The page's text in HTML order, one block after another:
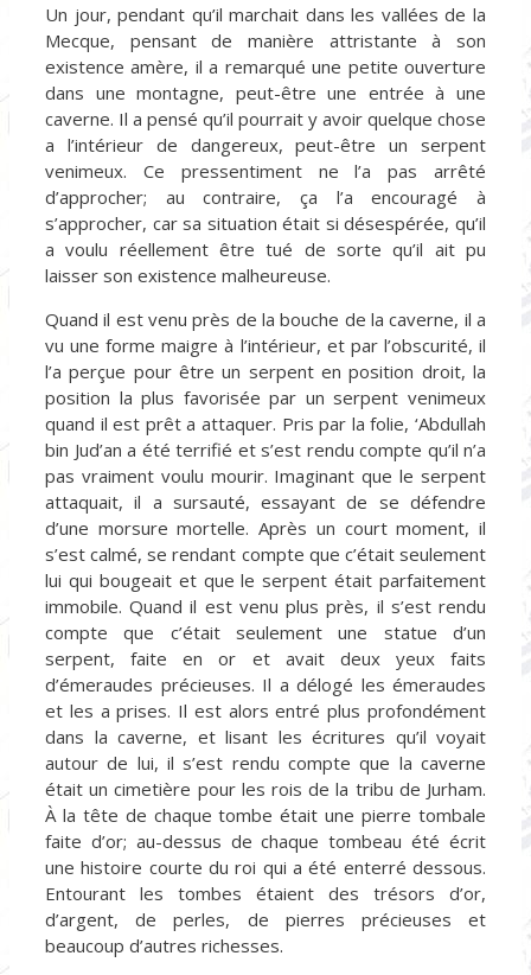
Un jour, pendant qu’il marchait dans les vallées de la
Mecque, pensant de manière attristante à son
existence amère, il a remarqué une petite ouverture
dans une montagne, peut-être une entrée à une
caverne. Il a pensé qu’il pourrait y avoir quelque chose
a l’intérieur de dangereux, peut-être un serpent
venimeux. Ce pressentiment ne l’a pas arrêté
d’approcher; au contraire, ça l’a encouragé à
s’approcher, car sa situation était si désespérée, qu’il
a voulu réellement être tué de sorte qu’il ait pu
laisser son existence malheureuse.
Quand il est venu près de la bouche de la caverne, il a
vu une forme maigre à l’intérieur, et par l’obscurité, il
l’a perçue pour être un serpent en position droit, la
position la plus favorisée par un serpent venimeux
quand il est prêt a attaquer. Pris par la folie, ‘Abdullah
bin Jud’an a été terrifié et s’est rendu compte qu’il n’a
pas vraiment voulu mourir. Imaginant que le serpent
attaquait, il a sursauté, essayant de se défendre
d’une morsure mortelle. Après un court moment, il
s’est calmé, se rendant compte que c’était seulement
lui qui bougeait et que le serpent était parfaitement
immobile. Quand il est venu plus près, il s’est rendu
compte que c’était seulement une statue d’un
serpent, faite en or et avait deux yeux faits
d’émeraudes précieuses. Il a délogé les émeraudes
et les a prises. Il est alors entré plus profondément
dans la caverne, et lisant les écritures qu’il voyait
autour de lui, il s’est rendu compte que la caverne
était un cimetière pour les rois de la tribu de Jurham.
À la tête de chaque tombe était une pierre tombale
faite d’or; au-dessus de chaque tombeau été écrit
une histoire courte du roi qui a été enterré dessous.
Entourant les tombes étaient des trésors d’or,
d’argent, de perles, de pierres précieuses et
beaucoup d’autres richesses.